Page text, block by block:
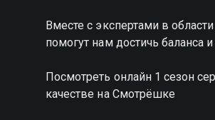
Вместе с экспертами в
помогут нам достичь баланса
Посмотреть онлайн 1 сезон
качестве на Смотрёшке